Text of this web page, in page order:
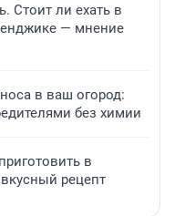
Стоит ли ехать в
— мнение
в ваш огород:
без химии
в
рецепт